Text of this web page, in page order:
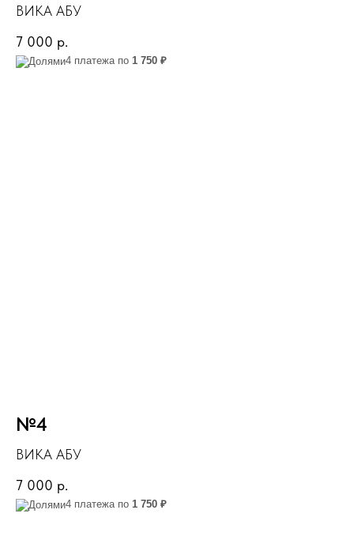
ВИКА АБУ
7 000 р.
4 платежа по 1 750 ₽
№4
ВИКА АБУ
7 000 р.
4 платежа по 1 750 ₽